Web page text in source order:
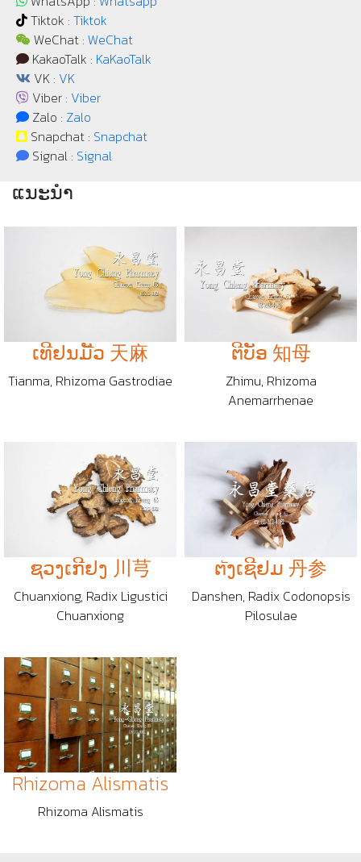
Tiktok : Tiktok
WeChat : WeChat
KakaoTalk : KaKaoTalk
VK : VK
Viber : Viber
Zalo : Zalo
Snapchat : Snapchat
Signal : Signal
ແນະນຳ
ເທີຢນມัັວ 天麻
Tianma, Rhizoma Gastrodiae
ຕີບັອ 知母
Zhimu, Rhizoma
Anemarrhenae
ຊວງເກີຢງ 川芎
Chuanxiong, Radix Ligustici
Chuanxiong
ຕัງເຊີຢມ 丹参
Danshen, Radix Codonopsis
Pilosulae
Rhizoma Alismatis
Rhizoma Alismatis